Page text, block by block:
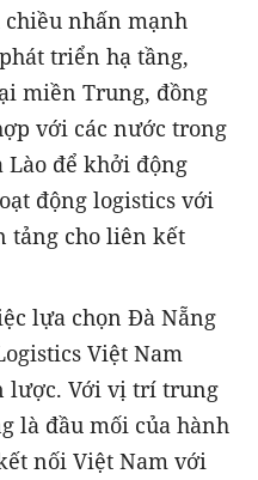
nhấn mạnh
triển hạ tầng,
miền Trung, đồng
với các nước trong
để khởi động
động logistics với
tảng cho liên kết
lựa chọn Đà Nẵng
Việt Nam
lược. Với vị trí trung
là đầu mối của hành
nối Việt Nam với